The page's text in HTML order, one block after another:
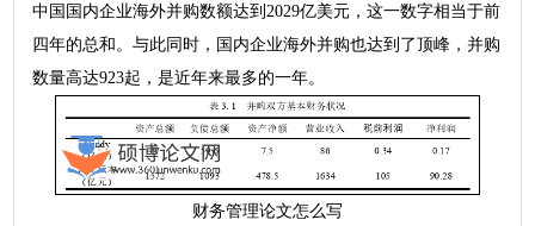
中国国内企业海外并购数额达到2029亿美元，这一数字相当于前
四年的总和。与此同时，国内企业海外并购也达到了顶峰，并购
数量高达923起，是近年来最多的一年。
财务管理论文怎么写